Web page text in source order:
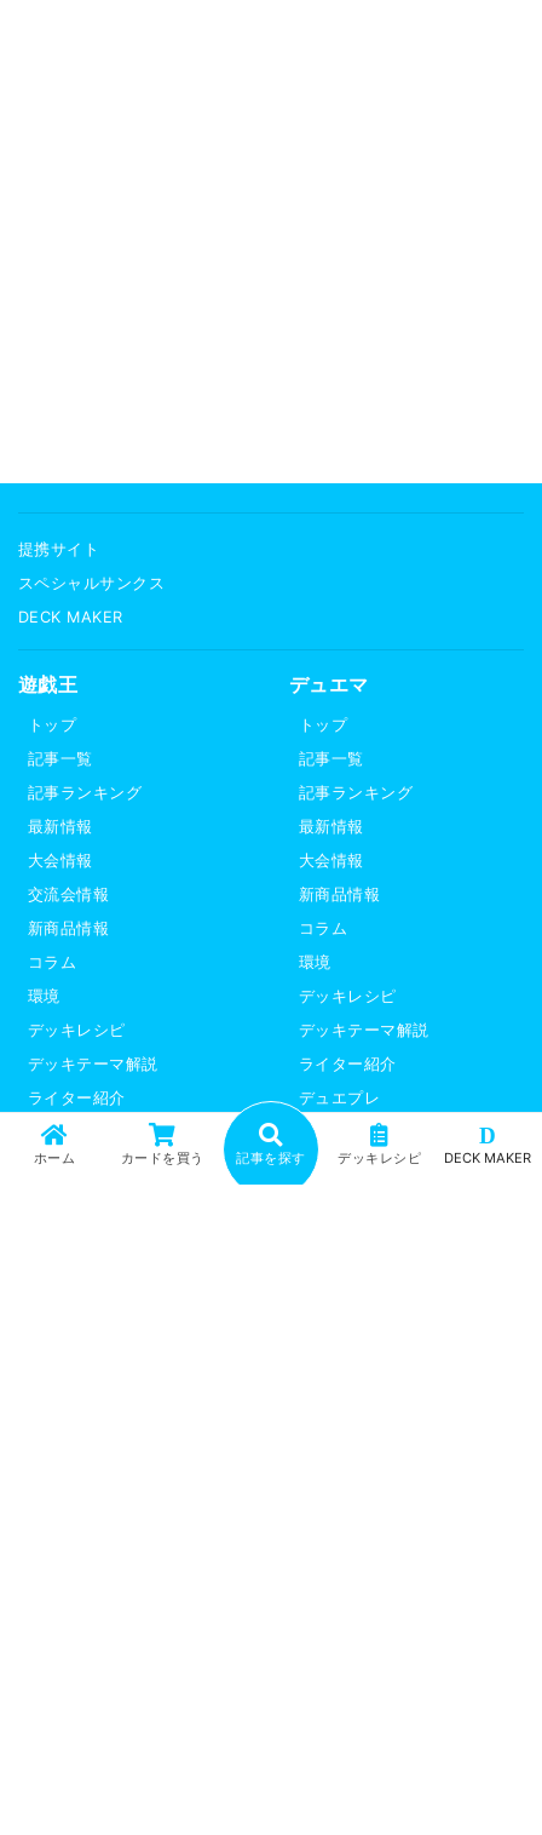
ホーム カードを買う 記事を探す デッキレシピ
D
DECK MAKER
提携サイト
スペシャルサンクス
DECK MAKER
遊戯王
トップ
記事一覧
記事ランキング
最新情報
大会情報
交流会情報
新商品情報
コラム
環境
デッキレシピ
デッキテーマ解説
ライター紹介
デュエマ
トップ
記事一覧
記事ランキング
最新情報
大会情報
新商品情報
コラム
環境
デッキレシピ
デッキテーマ解説
ライター紹介
デュエプレ
ポケモンカード
トップ